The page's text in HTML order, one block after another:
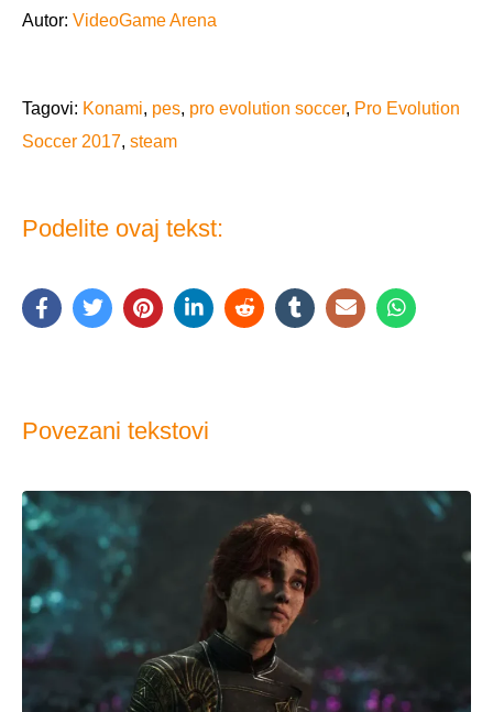
Autor: VideoGame Arena
Tagovi: Konami, pes, pro evolution soccer, Pro Evolution
Soccer 2017, steam
Podelite ovaj tekst:
Povezani tekstovi